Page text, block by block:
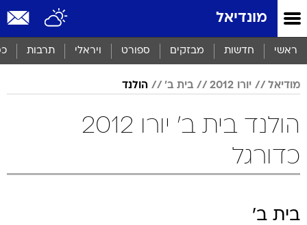
מונדיאל
ראשי חדשות מבזקים ספורט ויראלי תרבות
מודיאל יורו 2012 בית ב' הולנד
הולנד בית ב' יורו 2012
כדורגל
בית ב'